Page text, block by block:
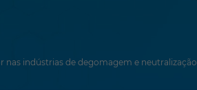
nas indústrias de degomagem e neutralização